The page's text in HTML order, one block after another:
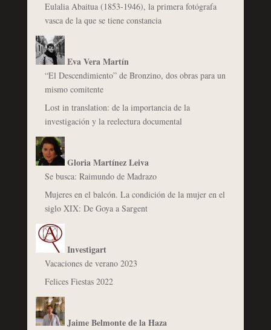
Eulalia Abaitua (1853-1946), la primera fotógrafa
vasca de la que se tiene constancia
Eva Vera Martín
“El Descendimiento” de Bronzino, dos obras para un
mismo comitente
Lost in translation: de la importancia de la
investigación y la reelectura documental
Gloria Martínez Leiva
Se busca: Raimundo de Madrazo
Mujeres en el balcón. La condición de la mujer en el
siglo XIX: De Goya a Sargent
Investigart
Vacaciones de verano 2023
Felices Fiestas 2022
Jaime Belmonte de la Haza